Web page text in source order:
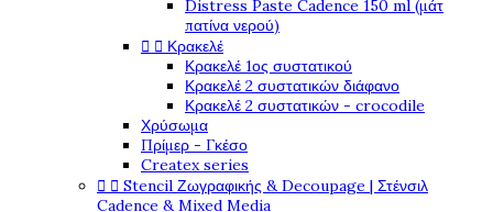
Distress Paste Cadence 150 ml (μάτ
πατίνα νερού)
  Κρακελέ
Κρακελέ 1ος συστατικού
Κρακελέ 2 συστατικών διάφανο
Κρακελέ 2 συστατικών - crocodile
Χρύσωμα
Πρίμερ - Γκέσο
Createx series
  Stencil Ζωγραφικής & Decoupage | Στένσιλ
Cadence & Mixed Media